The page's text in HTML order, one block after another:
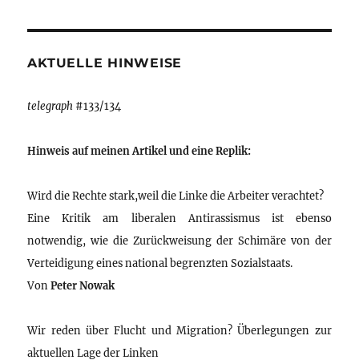
AKTUELLE HINWEISE
telegraph #133/134
Hinweis auf meinen Artikel und eine Replik:
Wird die Rechte stark,weil die Linke die Arbeiter verachtet?
Eine Kritik am liberalen Antirassismus ist ebenso
notwendig, wie die Zurückweisung der Schimäre von der
Verteidigung eines national begrenzten Sozialstaats.
VonPeter Nowak
Wir reden über Flucht und Migration? Überlegungen zur
aktuellen Lage der Linken